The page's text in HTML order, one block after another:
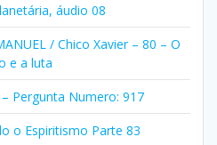
áudio 08
/ Chico Xavier – 80 – O
e a luta
Pergunta Numero: 917
o Espiritismo Parte 83